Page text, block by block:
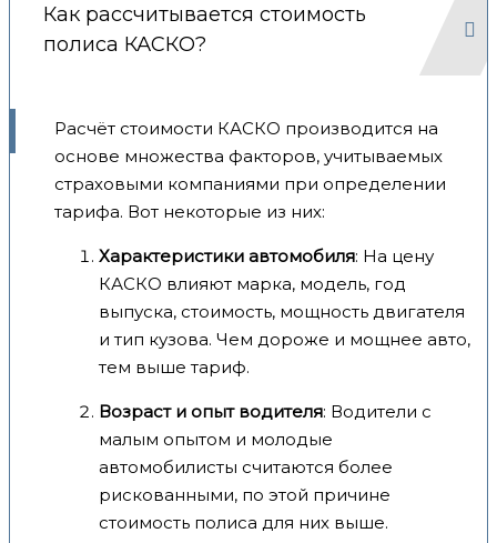
Как рассчитывается стоимость
полиса КАСКО?
Расчёт стоимости КАСКО производится на
основе множества факторов, учитываемых
страховыми компаниями при определении
тарифа. Вот некоторые из них:
Характеристики автомобиля: На цену
КАСКО влияют марка, модель, год
выпуска, стоимость, мощность двигателя
и тип кузова. Чем дороже и мощнее авто,
тем выше тариф.
Возраст и опыт водителя: Водители с
малым опытом и молодые
автомобилисты считаются более
рискованными, по этой причине
стоимость полиса для них выше.